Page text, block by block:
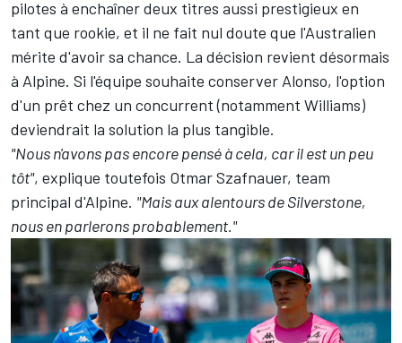
pilotes à enchaîner deux titres aussi prestigieux en
tant que rookie, et il ne fait nul doute que l'Australien
mérite d'avoir sa chance. La décision revient désormais
à Alpine. Si l'équipe souhaite conserver Alonso, l'option
d'un prêt chez un concurrent (notamment Williams)
deviendrait la solution la plus tangible.
"Nous n'avons pas encore pensé à cela, car il est un peu
tôt", explique toutefois Otmar Szafnauer, team
principal d'Alpine. "Mais aux alentours de Silverstone,
nous en parlerons probablement."